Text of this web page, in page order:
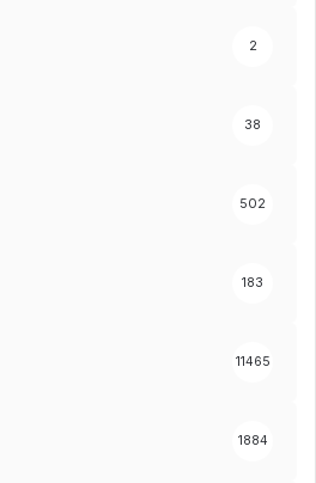
2
38
502
183
11465
1884